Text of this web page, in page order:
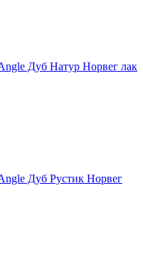
Дуб Натур Норвег лак
Дуб Рустик Норвег